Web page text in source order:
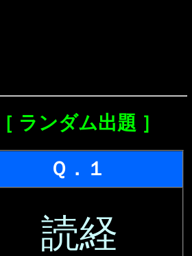
［ ランダム出題 ］
Ｑ．１
読経